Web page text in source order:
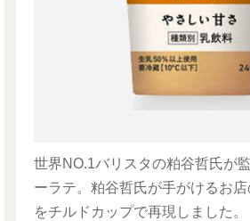
世界NO.1バリスタの粕谷哲氏が
ーラテ。粕谷哲氏が手がけるお
をチルドカップで再現しました。